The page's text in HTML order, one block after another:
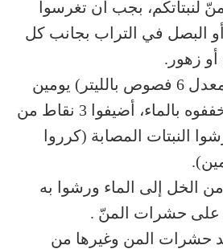
لنبتاتكم، بجب أن تغرسوا
البصل في التراب بجانب كل
زهور.
انقعوا الثوم (بمعدل 6 فصوص بالليتر) يومين
في قنينة ماء. خففوه بالماء، أضيفوا 3 نقاط من
النبتات المصابة (كرروا
من الخل إلى الماء ورشوا به
على حشرات المنّ .
حشرات المن وغيرها من